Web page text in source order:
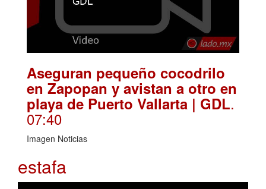
Aseguran pequeño cocodrilo
en Zapopan y avistan a otro en
playa de Puerto Vallarta | GDL.
07:40
Imagen Noticias
estafa